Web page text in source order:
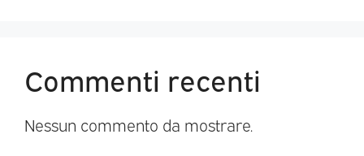
Commenti recenti
Nessun commento da mostrare.